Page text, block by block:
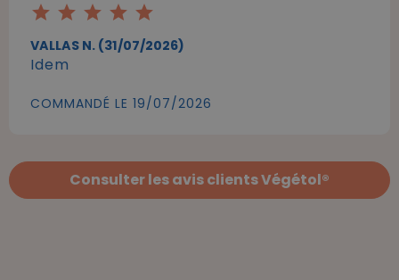
star star star star star
VALLAS N. (31/07/2026)
Idem
COMMANDÉ LE 19/07/2026
Consulter les avis clients Végétol®